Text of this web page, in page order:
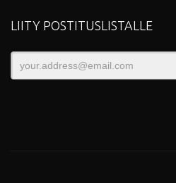
LIITY POSTITUSLISTALLE